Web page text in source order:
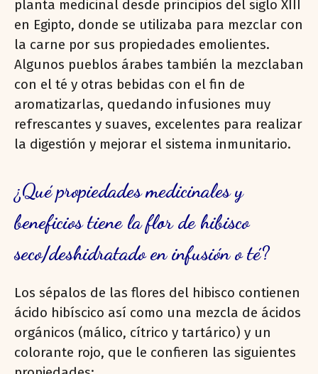
planta medicinal desde principios del siglo XIII
en Egipto, donde se utilizaba para mezclar con
la carne por sus propiedades emolientes.
Algunos pueblos árabes también la mezclaban
con el té y otras bebidas con el fin de
aromatizarlas, quedando infusiones muy
refrescantes y suaves, excelentes para realizar
la digestión y mejorar el sistema inmunitario.
¿Qué propiedades medicinales y
beneficios tiene la flor de hibisco
seco/deshidratado en infusión o té?
Los sépalos de las flores del hibisco contienen
ácido hibíscico así como una mezcla de ácidos
orgánicos (málico, cítrico y tartárico) y un
colorante rojo, que le confieren las siguientes